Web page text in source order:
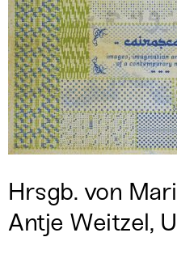
Hrsgb. von
Antje Weitzel,